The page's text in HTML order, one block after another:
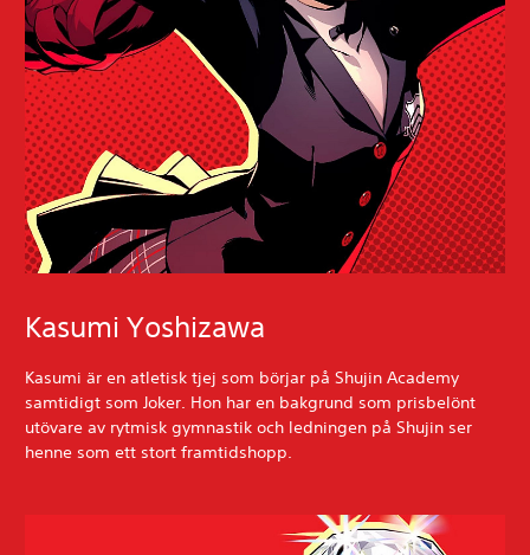
Kasumi Yoshizawa
Kasumi är en atletisk tjej som börjar på Shujin Academy
samtidigt som Joker. Hon har en bakgrund som prisbelönt
utövare av rytmisk gymnastik och ledningen på Shujin ser
henne som ett stort framtidshopp.